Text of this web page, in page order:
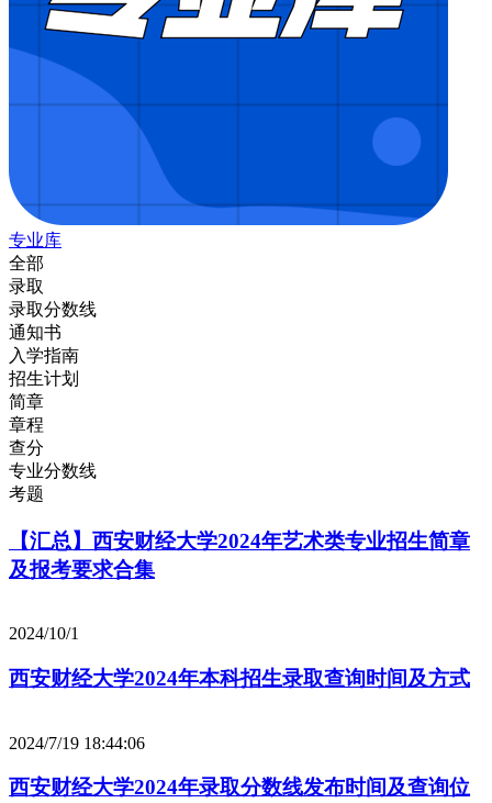
专业库
全部
录取
录取分数线
通知书
入学指南
招生计划
简章
章程
查分
专业分数线
考题
【汇总】西安财经大学2024年艺术类专业招生简章
及报考要求合集
2024/10/1
西安财经大学2024年本科招生录取查询时间及方式
2024/7/19 18:44:06
西安财经大学2024年录取分数线发布时间及查询位